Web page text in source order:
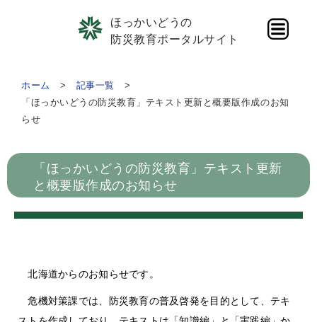
ほっかいどうの
防災教育ポータルサイト
ホーム
記事一覧
「ほっかいどうの防災教育」テキスト更新と概要版作成のお知
らせ
「ほっかいどうの防災教育」テキスト更新
と概要版作成のお知らせ
北海道からのお知らせです。
危機対策課では、防災教育の普及啓発を目的として、テキ